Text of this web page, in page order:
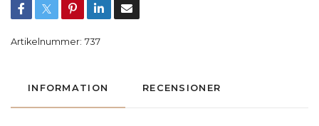
Artikelnummer: 737
INFORMATION RECENSIONER